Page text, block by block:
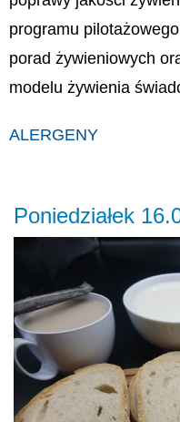
programu
porad żywieniowych
modelu żywienia
ALERGENY
Poniedziałek
Previous